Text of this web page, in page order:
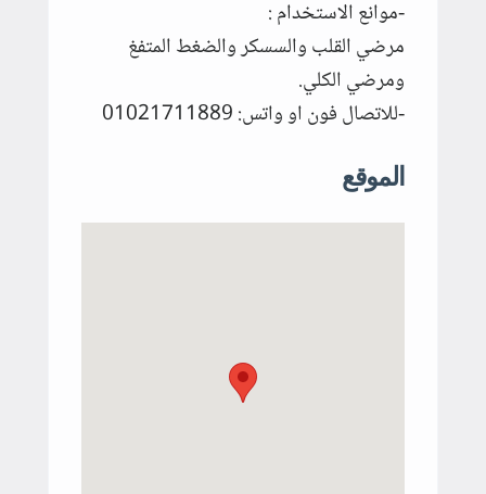
-موانع الاستخدام :
مرضي القلب والسسكر والضغط المتفغ
ومرضي الكلي.
-للاتصال فون او واتس: 01021711889
الموقع